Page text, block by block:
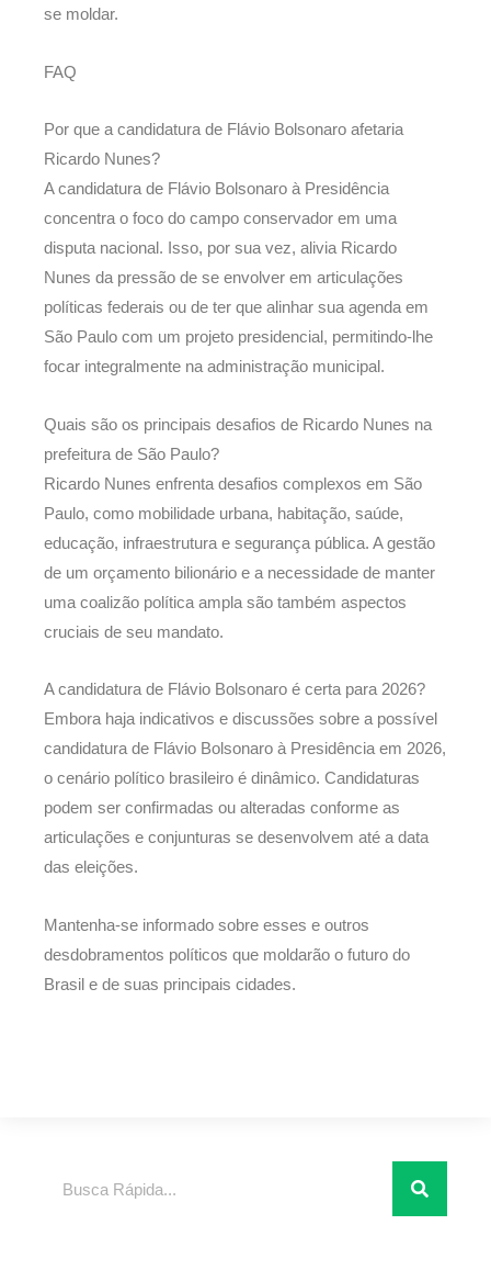
se moldar.
FAQ
Por que a candidatura de Flávio Bolsonaro afetaria
Ricardo Nunes?
A candidatura de Flávio Bolsonaro à Presidência
concentra o foco do campo conservador em uma
disputa nacional. Isso, por sua vez, alivia Ricardo
Nunes da pressão de se envolver em articulações
políticas federais ou de ter que alinhar sua agenda em
São Paulo com um projeto presidencial, permitindo-lhe
focar integralmente na administração municipal.
Quais são os principais desafios de Ricardo Nunes na
prefeitura de São Paulo?
Ricardo Nunes enfrenta desafios complexos em São
Paulo, como mobilidade urbana, habitação, saúde,
educação, infraestrutura e segurança pública. A gestão
de um orçamento bilionário e a necessidade de manter
uma coalizão política ampla são também aspectos
cruciais de seu mandato.
A candidatura de Flávio Bolsonaro é certa para 2026?
Embora haja indicativos e discussões sobre a possível
candidatura de Flávio Bolsonaro à Presidência em 2026,
o cenário político brasileiro é dinâmico. Candidaturas
podem ser confirmadas ou alteradas conforme as
articulações e conjunturas se desenvolvem até a data
das eleições.
Mantenha-se informado sobre esses e outros
desdobramentos políticos que moldarão o futuro do
Brasil e de suas principais cidades.